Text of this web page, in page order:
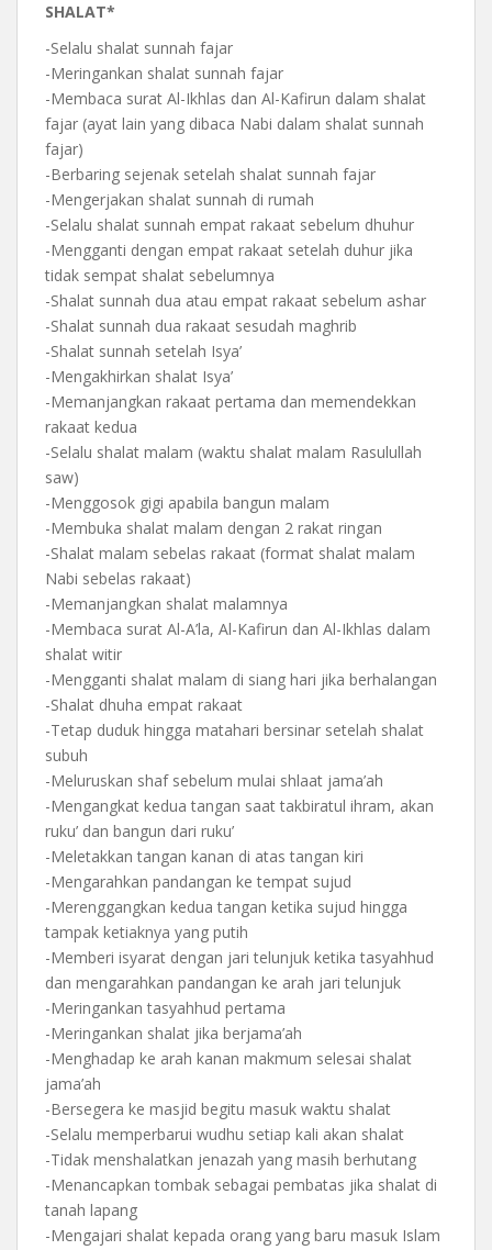
SHALAT*
-Selalu shalat sunnah fajar
-Meringankan shalat sunnah fajar
-Membaca surat Al-Ikhlas dan Al-Kafirun dalam shalat
fajar (ayat lain yang dibaca Nabi dalam shalat sunnah
fajar)
-Berbaring sejenak setelah shalat sunnah fajar
-Mengerjakan shalat sunnah di rumah
-Selalu shalat sunnah empat rakaat sebelum dhuhur
-Mengganti dengan empat rakaat setelah duhur jika
tidak sempat shalat sebelumnya
-Shalat sunnah dua atau empat rakaat sebelum ashar
-Shalat sunnah dua rakaat sesudah maghrib
-Shalat sunnah setelah Isya’
-Mengakhirkan shalat Isya’
-Memanjangkan rakaat pertama dan memendekkan
rakaat kedua
-Selalu shalat malam (waktu shalat malam Rasulullah
saw)
-Menggosok gigi apabila bangun malam
-Membuka shalat malam dengan 2 rakat ringan
-Shalat malam sebelas rakaat (format shalat malam
Nabi sebelas rakaat)
-Memanjangkan shalat malamnya
-Membaca surat Al-A’la, Al-Kafirun dan Al-Ikhlas dalam
shalat witir
-Mengganti shalat malam di siang hari jika berhalangan
-Shalat dhuha empat rakaat
-Tetap duduk hingga matahari bersinar setelah shalat
subuh
-Meluruskan shaf sebelum mulai shlaat jama’ah
-Mengangkat kedua tangan saat takbiratul ihram, akan
ruku’ dan bangun dari ruku’
-Meletakkan tangan kanan di atas tangan kiri
-Mengarahkan pandangan ke tempat sujud
-Merenggangkan kedua tangan ketika sujud hingga
tampak ketiaknya yang putih
-Memberi isyarat dengan jari telunjuk ketika tasyahhud
dan mengarahkan pandangan ke arah jari telunjuk
-Meringankan tasyahhud pertama
-Meringankan shalat jika berjama’ah
-Menghadap ke arah kanan makmum selesai shalat
jama’ah
-Bersegera ke masjid begitu masuk waktu shalat
-Selalu memperbarui wudhu setiap kali akan shalat
-Tidak menshalatkan jenazah yang masih berhutang
-Menancapkan tombak sebagai pembatas jika shalat di
tanah lapang
-Mengajari shalat kepada orang yang baru masuk Islam